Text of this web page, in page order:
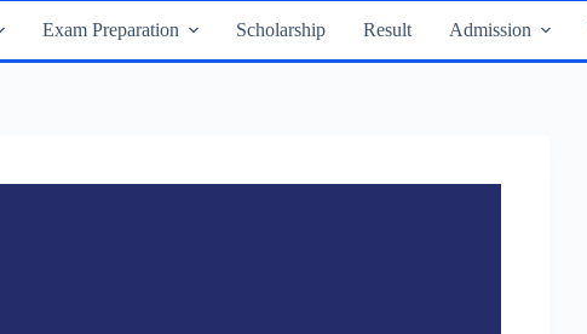
Exam Preparation Scholarship Result Admission